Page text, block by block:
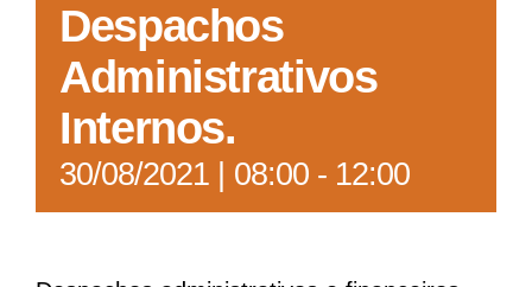
Despachos
Administrativos
Internos.
30/08/2021 | 08:00- 12:00